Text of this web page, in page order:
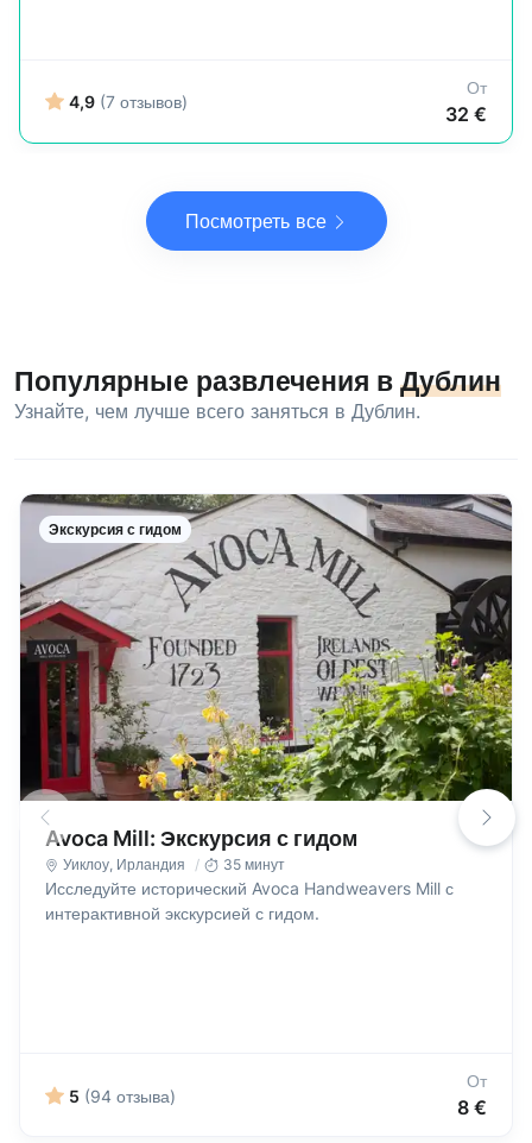
4,9 (7 отзывов)
От
32 €
Посмотреть все
Популярные развлечения в Дублин
Узнайте, чем лучше всего заняться в Дублин.
Экскурсия с гидом
Avoca Mill: Экскурсия с гидом
Уиклоу, Ирландия 35 минут
Исследуйте исторический Avoca Handweavers Mill с
интерактивной экскурсией с гидом.
5 (94 отзыва)
От
8 €